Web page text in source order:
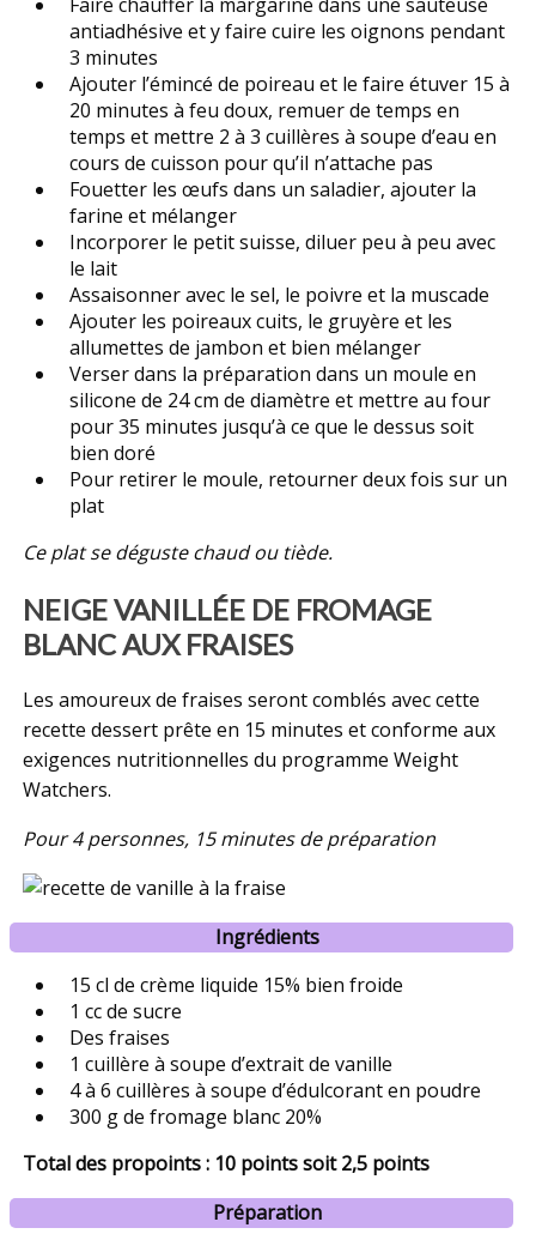
Faire chauffer la margarine dans une sauteuse
antiadhésive et y faire cuire les oignons pendant
3 minutes
Ajouter l’émincé de poireau et le faire étuver 15 à
20 minutes à feu doux, remuer de temps en
temps et mettre 2 à 3 cuillères à soupe d’eau en
cours de cuisson pour qu’il n’attache pas
Fouetter les œufs dans un saladier, ajouter la
farine et mélanger
Incorporer le petit suisse, diluer peu à peu avec
le lait
Assaisonner avec le sel, le poivre et la muscade
Ajouter les poireaux cuits, le gruyère et les
allumettes de jambon et bien mélanger
Verser dans la préparation dans un moule en
silicone de 24 cm de diamètre et mettre au four
pour 35 minutes jusqu’à ce que le dessus soit
bien doré
Pour retirer le moule, retourner deux fois sur un
plat
Ce plat se déguste chaud ou tiède.
NEIGE VANILLÉE DE FROMAGE
BLANC AUX FRAISES
Les amoureux de fraises seront comblés avec cette
recette dessert prête en 15 minutes et conforme aux
exigences nutritionnelles du programme Weight
Watchers.
Pour 4 personnes, 15 minutes de préparation
Ingrédients
15 cl de crème liquide 15% bien froide
1 cc de sucre
Des fraises
1 cuillère à soupe d’extrait de vanille
4 à 6 cuillères à soupe d’édulcorant en poudre
300 g de fromage blanc 20%
Total des propoints : 10 points soit 2,5 points
Préparation